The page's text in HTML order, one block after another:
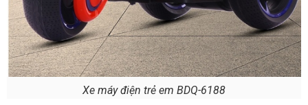
Xe máy điện trẻ em BDQ-6188